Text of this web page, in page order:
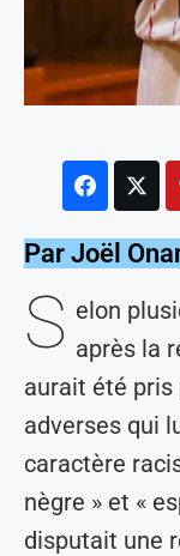
Par Joël
S elon
après la
aurait été pris
adverses qui
caractère
nègre » et «
disputait une